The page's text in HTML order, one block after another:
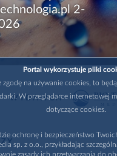
2-
WYDAWCA
Portal wykorzystuje pliki
zgodę na używanie cookies, to
W przeglądarce internetowej
dotyczące cookies.
ochronę i bezpieczeństwo
sp. z o.o., przykładając
zasady ich przetwarzania do